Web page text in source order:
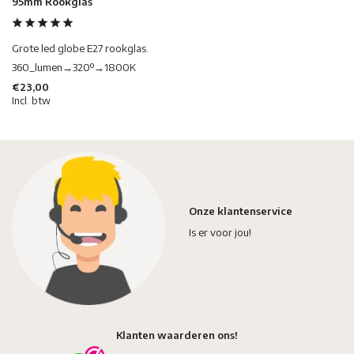
Grote led globe E27 rookglas.
360_lumen→320º→1800K
€23,00
Incl. btw
Onze klantenservice
Is er voor jou!
Klanten waarderen ons!